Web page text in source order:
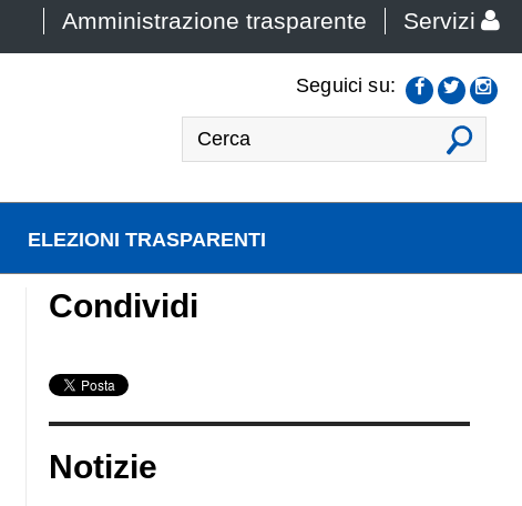
Amministrazione trasparente Servizi
VAI
Seguici su:
ELEZIONI TRASPARENTI
Condividi
Notizie